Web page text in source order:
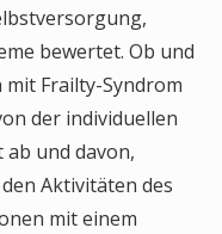
bewertet. Ob und
Frailty-Syndrom
der individuellen
und davon,
Aktivitäten des
mit einem